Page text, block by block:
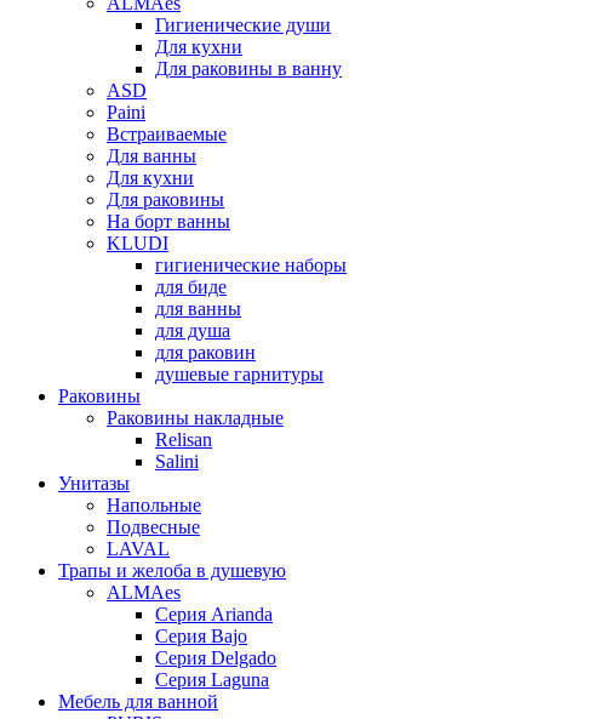
Гигиенические души
Для кухни
Для раковины в ванну
ASD
Paini
Встраиваемые
Для ванны
Для кухни
Для раковины
На борт ванны
KLUDI
гигиенические наборы
для биде
для ванны
для душа
для раковин
душевые гарнитуры
Раковины
Раковины накладные
Relisan
Salini
Унитазы
Напольные
Подвесные
LAVAL
Трапы и желоба в душевую
ALMAes
Серия Arianda
Серия Bajo
Серия Delgado
Серия Laguna
Мебель для ванной